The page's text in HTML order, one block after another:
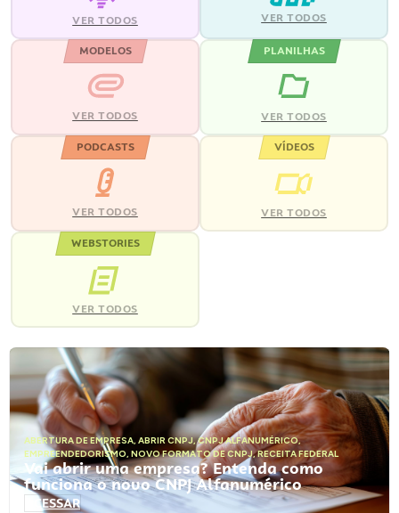
VER TODOS VER TODOS
MODELOS
VER TODOS
PLANILHAS
VER TODOS
PODCASTS
VER TODOS
VÍDEOS
VER TODOS
WEBSTORIES
VER TODOS
ABERTURA DE EMPRESA, ABRIR CNPJ,CNPJ ALFANUMÉRICO,
EMPREENDEDORISMO, NOVO FORMATO DE CNPJ,RECEITA FEDERAL
Vai abrir uma empresa? Entenda como
funciona o novo CNPJ Alfanumérico
ACESSAR